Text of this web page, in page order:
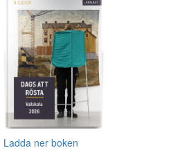
Ladda ner boken